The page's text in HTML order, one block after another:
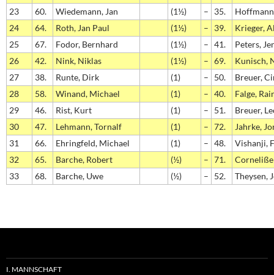
23
60. Wiedemann, Jan (1½) – 35.
24
64. Roth, Jan Paul (1½) – 39.
Krieger,
25
67. Fodor, Bernhard (1½) – 41.
Peters,
26
42. Nink, Niklas (1½) – 69.
Kunisch,
27
38. Runte, Dirk (1) – 50.
Breuer,
28
58. Winand, Michael (1) – 40.
Falge,
29
46. Rist, Kurt (1) – 51.
Breuer,
30
47. Lehmann, Tornalf (1) – 72.
Jahrke,
31
66. Ehringfeld, Michael (1) – 48.
Vishanji,
32
65. Barche, Robert (½) – 71.
33
68. Barche, Uwe (½) – 52. Theysen,
I. MANNSCHAFT